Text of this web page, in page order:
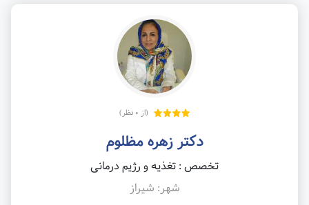
(از 0 نظر)
دکتر زهره مظلوم
تخصص : تغذیه و رژیم درمانی
شهر: شیراز